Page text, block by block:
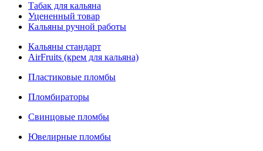
Табак для кальяна
Уцененный товар
Кальяны ручной работы
Кальяны стандарт
AirFruits (крем для кальяна)
Пластиковые пломбы
Пломбираторы
Свинцовые пломбы
Ювелирные пломбы